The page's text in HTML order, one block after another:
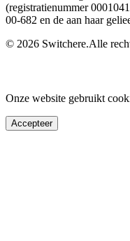
(registratienummer
00-682 en de aan haar
© 2026 Switchere.Alle
Onze website gebruikt
Accepteer